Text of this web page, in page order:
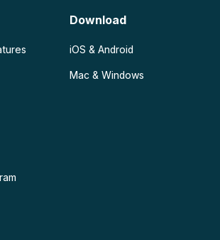
Download
iOS & Android
Mac & Windows